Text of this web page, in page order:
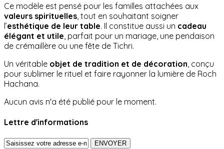
Ce modèle est pensé pour les familles attachées aux
valeurs spirituelles , tout en souhaitant soigner
l’esthétique de leur table. Il constitue aussi un cadeau
élégant et utile , parfait pour un mariage, une pendaison
de crémaillère ou une fête de Tichri.
Un véritable objet de tradition et de décoration , conçu
pour sublimer le rituel et faire rayonner la lumière de Roch
Hachana.
Aucun avis n'a été publié pour le moment.
Lettre d'informations
ENVOYER